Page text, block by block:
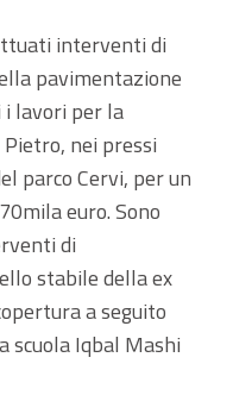
interventi di
pavimentazione
lavori per la
nei pressi
parco Cervi, per un
euro. Sono
di
stabile della ex
a seguito
scuola Iqbal Mashi